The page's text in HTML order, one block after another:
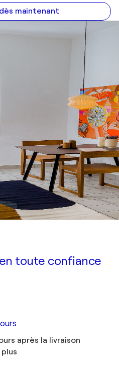
maintenant
toute confiance
après la livraison
plus